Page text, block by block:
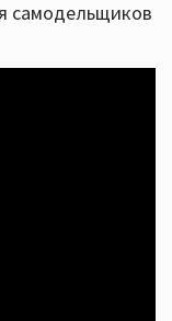
самодельщиков